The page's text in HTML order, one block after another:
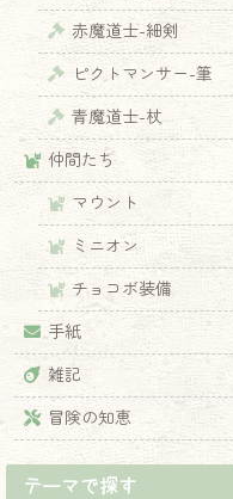
赤魔道士-細剣
ピクトマンサー-筆
青魔道士-杖
仲間たち
マウント
ミニオン
チョコボ装備
手紙
雑記
冒険の知恵
テーマで探す